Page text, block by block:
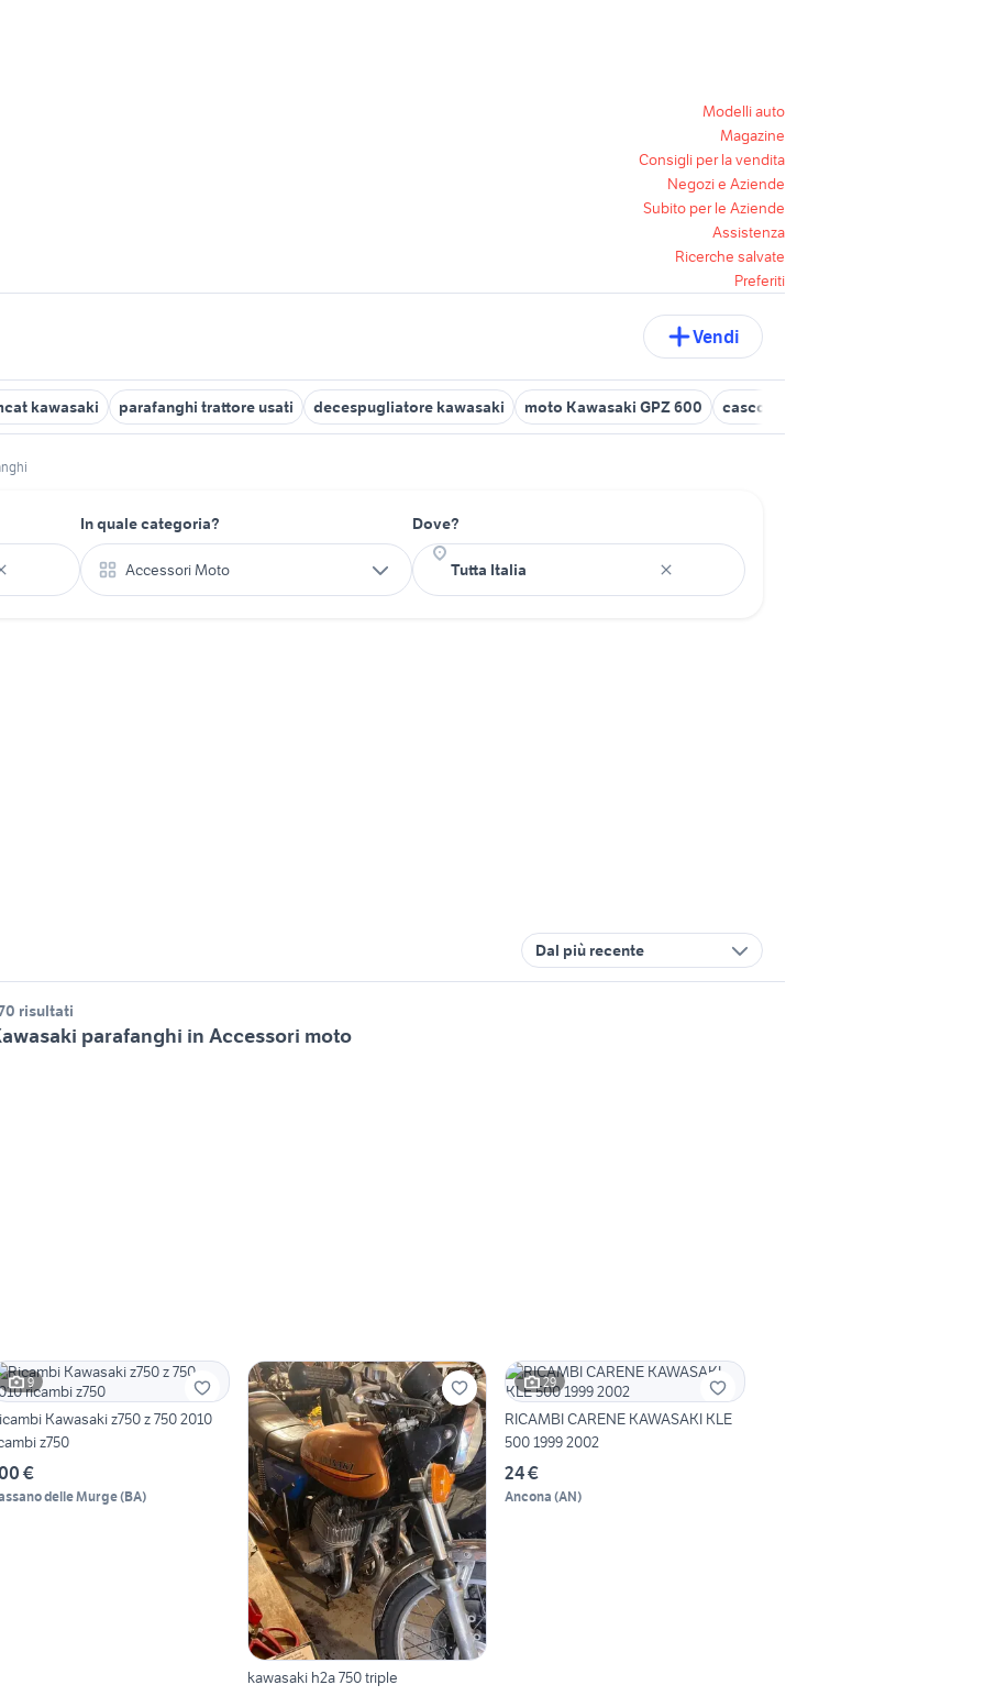
Modelli auto
Magazine
Consigli per la vendita
Negozi e Aziende
Subito per le Aziende
Assistenza
Ricerche salvate
Preferiti
Vendi
kawasaki parafanghi trattore usati decespugliatore kawasaki moto Kawasaki GPZ 600 casco kawasaki
In quale categoria?
Accessori Moto
Dove?
Dal più recente
risultati
parafanghi in Accessori moto
9
Kawasaki z750 z 750 2010
z750
€
delle Murge(BA)
kawasaki h2a 750 triple
29
RICAMBI CARENE KAWASAKI KLE
500 1999 2002
24 €
Ancona (AN)